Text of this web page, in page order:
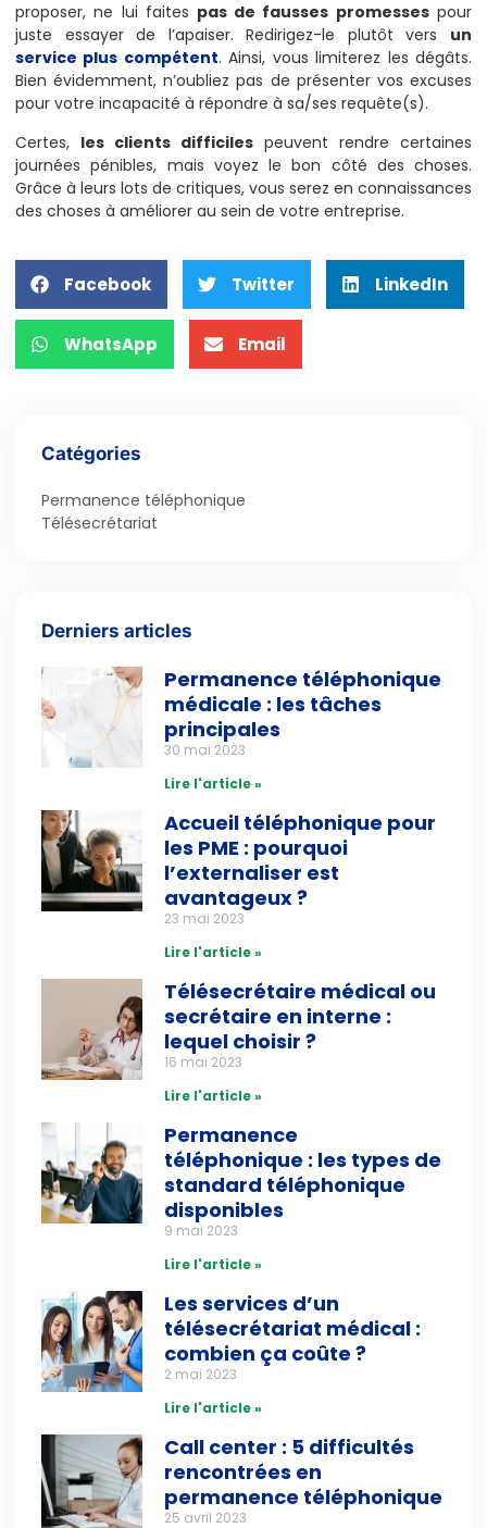
proposer, ne lui faites pas de fausses promessespour
juste essayer de l’apaiser. Redirigez-le plutôt vers un
service plus compétent. Ainsi, vous limiterez les dégâts.
Bien évidemment, n’oubliez pas de présenter vos excuses
pour votre incapacité à répondre à sa/ses requête(s).
Certes, les clients difficiles peuvent rendre certaines
journées pénibles, mais voyez le bon côté des choses.
Grâce à leurs lots de critiques, vous serez en connaissances
des choses à améliorer au sein de votre entreprise.
Facebook Twitter LinkedIn
WhatsApp Email
Catégories
Permanence téléphonique
Télésecrétariat
Derniers articles
Permanence téléphonique
médicale : les tâches
principales
30 mai 2023
Lire l'article »
Accueil téléphonique pour
les PME : pourquoi
l’externaliser est
avantageux ?
23 mai 2023
Lire l'article »
Télésecrétaire médical ou
secrétaire en interne :
lequel choisir ?
16 mai 2023
Lire l'article »
Permanence
téléphonique : les types de
standard téléphonique
disponibles
9 mai 2023
Lire l'article »
Les services d’un
télésecrétariat médical :
combien ça coûte ?
2 mai 2023
Lire l'article »
Call center : 5 difficultés
rencontrées en
permanence téléphonique
25 avril 2023